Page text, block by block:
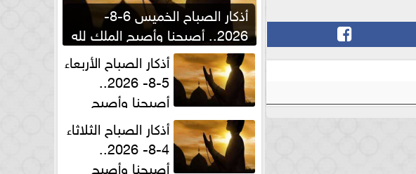
أذكار الصباح الخميس 6-8-
2026.. أصبحنا وأصبح الملك لله
والحمد لله
أذكار الصباح الأربعاء
5-8- 2026..
أصبحنا وأصبح
الملك لله والحمد للهأذكار الصباح الثلاثاء
4-8- 2026..
أصبحنا وأصبح